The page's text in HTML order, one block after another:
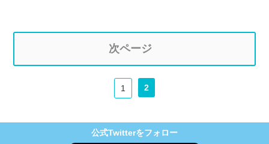
次ページ
1 2
公式Twitterをフォロー